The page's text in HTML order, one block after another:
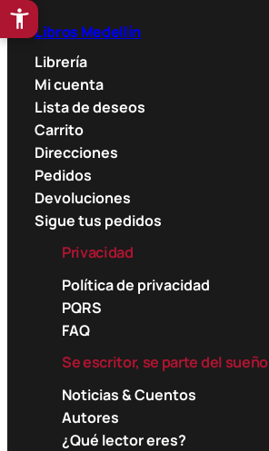
Libros Medellín
Librería
Mi cuenta
Lista de deseos
Carrito
Direcciones
Pedidos
Devoluciones
Sigue tus pedidos
Privacidad
Política de privacidad
PQRS
FAQ
Se escritor, se parte del sueño
Noticias & Cuentos
Autores
¿Qué lector eres?